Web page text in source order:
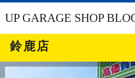
UP GARAGE SHOP
鈴鹿店